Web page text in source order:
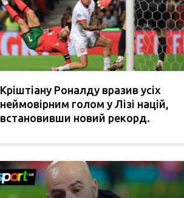
Кріштіану Роналду вразив усіх
неймовірним голом у Лізі націй,
встановивши новий рекорд.